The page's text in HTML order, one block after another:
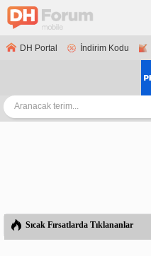
DH Portal İndirim Kodu
Sıcak Fırsatlarda Tıklananlar